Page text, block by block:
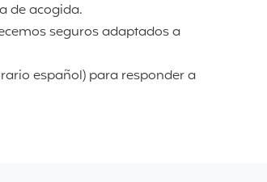
de acogida.
seguros adaptados a
español) para responder a